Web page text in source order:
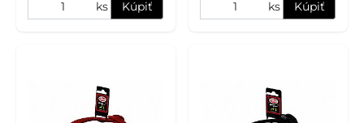
ks Kúpiť ks Kúpiť